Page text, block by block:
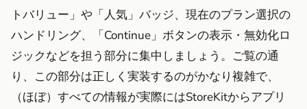
トバリュー」や「人気」バッジ、現在のプラン選択の
ハンドリング、「Continue」ボタンの表示・無効化ロ
ジックなどを担う部分に集中しましょう。ご覧の通
り、この部分は正しく実装するのがかなり複雑で、
（ほぼ）すべての情報が実際にはStoreKitからアプリ